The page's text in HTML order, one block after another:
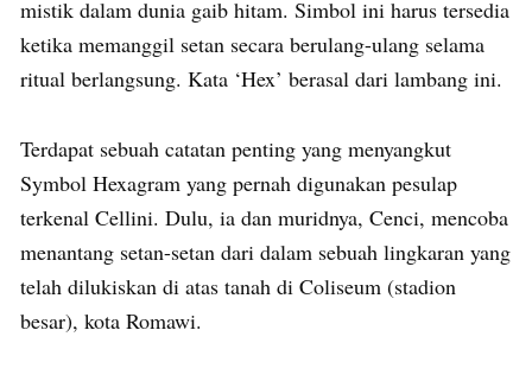
mistik dalam dunia gaib hitam. Simbol ini harus tersedia
ketika memanggil setan secara berulang-ulang selama
ritual berlangsung. Kata ‘Hex’ berasal dari lambang ini.
Terdapat sebuah catatan penting yang menyangkut
Symbol Hexagram yang pernah digunakan pesulap
terkenal Cellini. Dulu, ia dan muridnya, Cenci, mencoba
menantang setan-setan dari dalam sebuah lingkaran yang
telah dilukiskan di atas tanah di Coliseum (stadion
besar), kota Romawi.